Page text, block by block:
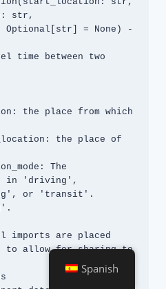
str,
Optional[str] = None) -
in 'driving',
or 'transit'.
to allow for sharing to
Spanish